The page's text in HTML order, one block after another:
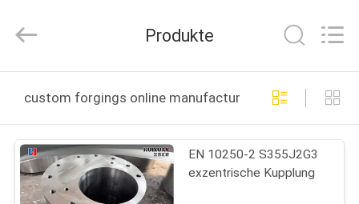
PRODUKTE
VIDEOS
ENERGY
EQUIPMENT
Rights
Produkte
custom forgings online manufacture
EN 10250-2 S355J2G3
exzentrische Kupplung